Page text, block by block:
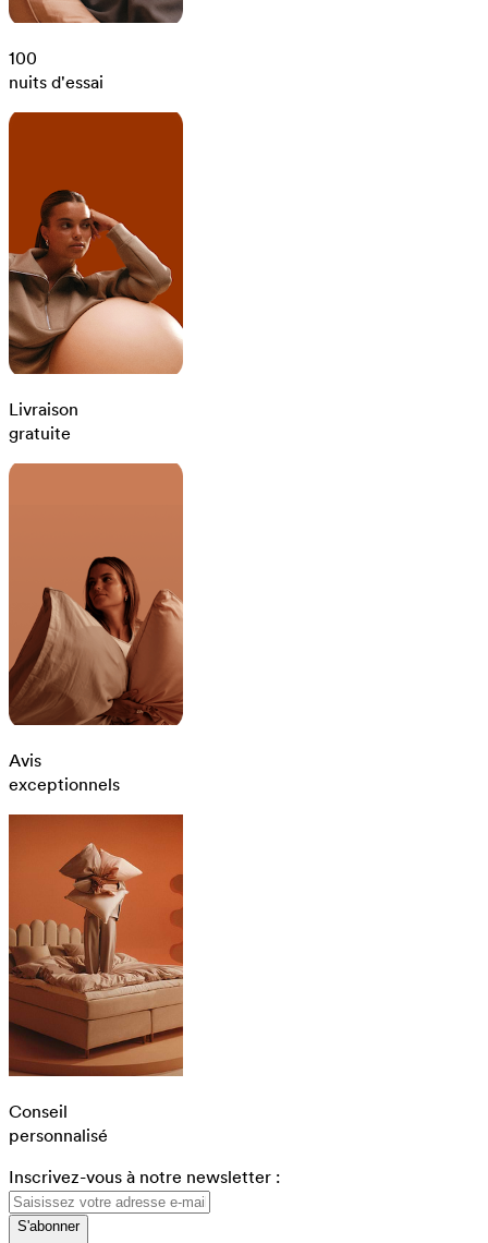
100
nuits d'essai
Livraison
gratuite
Avis
exceptionnels
Conseil
personnalisé
Inscrivez-vous à notre newsletter :
S'abonner